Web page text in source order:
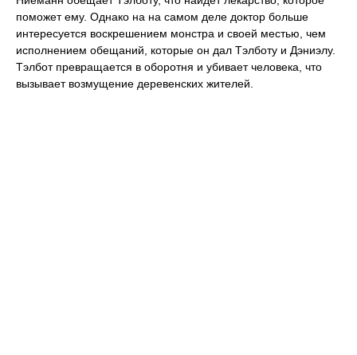
поможет ему. Однако на на самом деле доктор больше
интересуется воскрешением монстра и своей местью, чем
исполнением обещаний, которые он дал Тэлботу и Дэниэлу.
Тэлбот превращается в оборотня и убивает человека, что
вызывает возмущение деревенских жителей.